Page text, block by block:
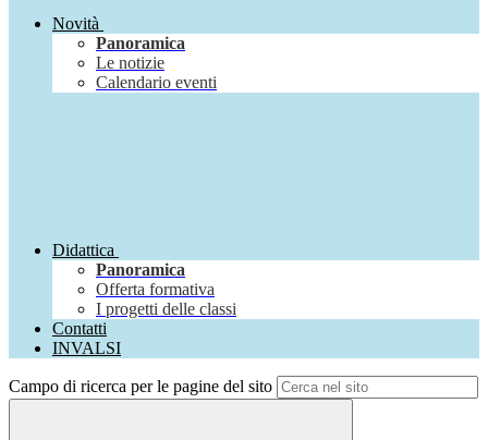
Novità
Panoramica
Le notizie
Calendario eventi
Didattica
Panoramica
Offerta formativa
I progetti delle classi
Contatti
INVALSI
Campo di ricerca per le pagine del sito